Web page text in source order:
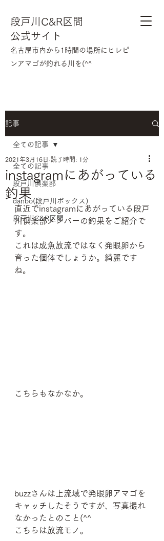
段戸川C&R区間
公式サイト
​名古屋市内から1時間の場所にヒレピ
ンアマゴが釣れる川を(^^
記事
全ての記事
段戸川倶楽部
danbo(段戸川ボックス)
段戸川C&R区間
全ての記事
instagramにあがっている
釣果
2021年3月16日 読了時間: 1分
直近でinstagramにあがっている段戸
川俱楽部メンバーの釣果をご紹介で
す。
これは成魚放流ではなく発眼卵から
育った個体でしょうか。綺麗です
ね。
こちらもなかなか。
buzzさんは上流域で発眼卵アマゴを
キャッチしたそうですが、写真撮れ
なかったとのこと(^^
こちらは放流モノ。